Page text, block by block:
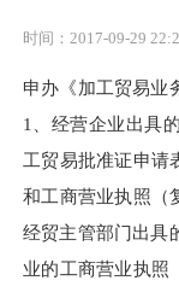
时间：2017-09-29
申办《加工贸易业
1、经营企业出具
工贸易批准证申请
和工商营业执照（
经贸主管部门出具
业的工商营业执照